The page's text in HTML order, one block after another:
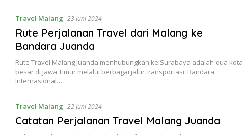
Travel Malang 23 Juni 2024
Rute Perjalanan Travel dari Malang ke
Bandara Juanda
Rute Travel Malang Juanda menhubungkan ke Surabaya adalah dua kota
besar di Jawa Timur melalui berbagai jalur transportasi. Bandara
Internasional…
Travel Malang 22 Juni 2024
Catatan Perjalanan Travel Malang Juanda